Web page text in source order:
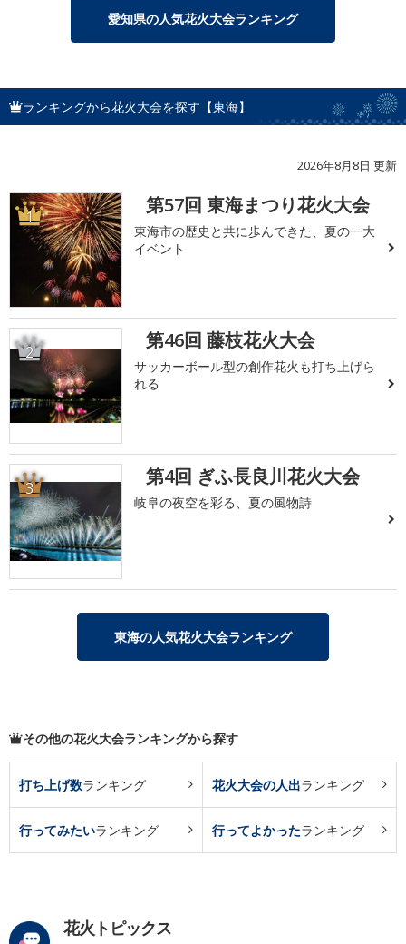
愛知県の人気花火大会ランキング
ランキングから花火大会を探す【東海】
2026年8月8日 更新
1 第57回 東海まつり花火大会
東海市の歴史と共に歩んできた、夏の一大
イベント
2 第46回 藤枝花火大会
サッカーボール型の創作花火も打ち上げら
れる
3 第4回 ぎふ長良川花火大会
岐阜の夜空を彩る、夏の風物詩
東海の人気花火大会ランキング
その他の花火大会ランキングから探す
打ち上げ数ランキング 花火大会の人出ランキング
行ってみたいランキング 行ってよかったランキング
花火トピックス